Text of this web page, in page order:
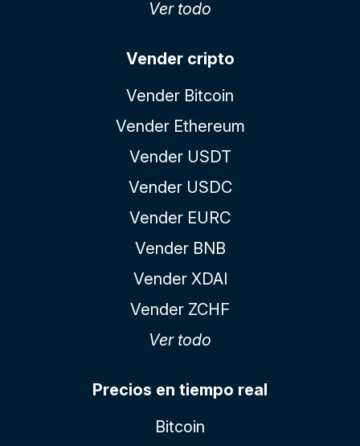
Ver todo
Vender cripto
Vender Bitcoin
Vender Ethereum
Vender USDT
Vender USDC
Vender EURC
Vender BNB
Vender XDAI
Vender ZCHF
Ver todo
Precios en tiempo real
Bitcoin